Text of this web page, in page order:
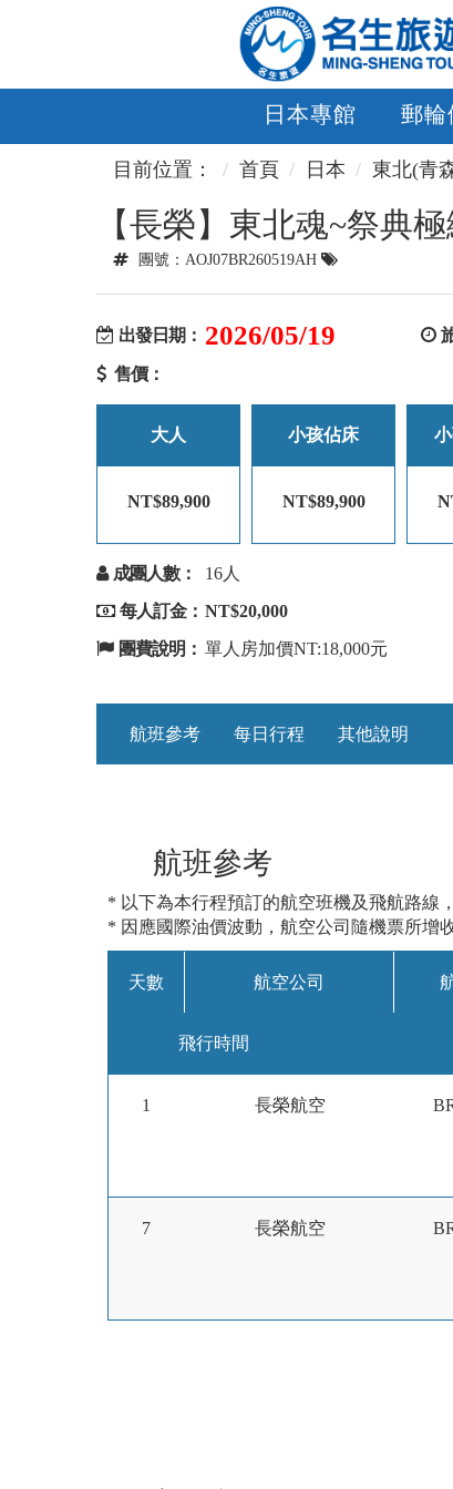
日本專館 郵輪
目前位置： 首頁 日本 東北(青
【長榮】東北魂~祭典
團號：AOJ07BR260519AH
出發日期： 2026/05/19
售價：
大人
NT$89,900
小孩佔床
NT$89,900
成團人數：
16人
每人訂金： NT$20,000
團費說明： 單人房加價NT:18,000元
航班參考 每日行程 其他說明
航班參考
* 以下為本行程預訂的航空班機及飛航路線
* 因應國際油價波動，航空公司隨機票所增
天數 航空公司
飛行時間
1 長榮航空
7 長榮航空